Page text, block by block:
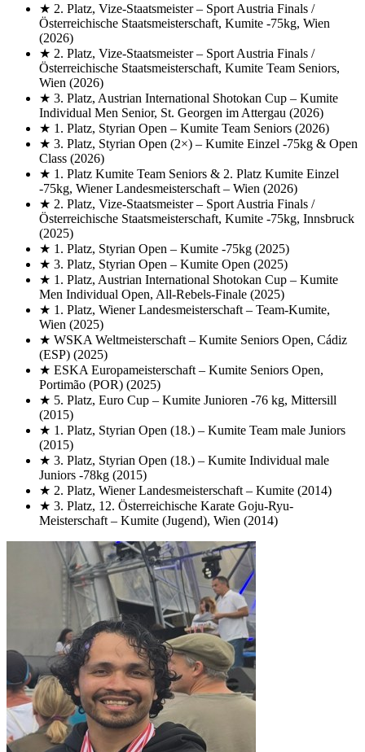
★ 2. Platz, Vize-Staatsmeister– Sport Austria Finals /
Österreichische Staatsmeisterschaft, Kumite -75kg, Wien
(2026)
★ 2. Platz, Vize-Staatsmeister– Sport Austria Finals /
Österreichische Staatsmeisterschaft, Kumite Team Seniors,
Wien (2026)
★ 3. Platz, Austrian International Shotokan Cup – Kumite
Individual Men Senior, St. Georgen im Attergau (2026)
★ 1. Platz, Styrian Open – Kumite Team Seniors (2026)
★ 3. Platz, Styrian Open (2×) – Kumite Einzel -75kg & Open
Class (2026)
★ 1. Platz Kumite Team Seniors & 2. Platz Kumite Einzel
-75kg, Wiener Landesmeisterschaft – Wien (2026)
★ 2. Platz, Vize-Staatsmeister– Sport Austria Finals /
Österreichische Staatsmeisterschaft, Kumite -75kg, Innsbruck
(2025)
★ 1. Platz, Styrian Open – Kumite -75kg (2025)
★ 3. Platz, Styrian Open – Kumite Open (2025)
★ 1. Platz, Austrian International Shotokan Cup – Kumite
Men Individual Open, All-Rebels-Finale (2025)
★ 1. Platz, Wiener Landesmeisterschaft – Team-Kumite,
Wien (2025)
★ WSKA Weltmeisterschaft – Kumite Seniors Open, Cádiz
(ESP) (2025)
★ ESKA Europameisterschaft – Kumite Seniors Open,
Portimão (POR) (2025)
★ 5. Platz, Euro Cup – Kumite Junioren -76 kg, Mittersill
(2015)
★ 1. Platz, Styrian Open (18.) – Kumite Team male Juniors
(2015)
★ 3. Platz, Styrian Open (18.) – Kumite Individual male
Juniors -78kg (2015)
★ 2. Platz, Wiener Landesmeisterschaft – Kumite (2014)
★ 3. Platz, 12. Österreichische Karate Goju-Ryu-
Meisterschaft – Kumite (Jugend), Wien (2014)